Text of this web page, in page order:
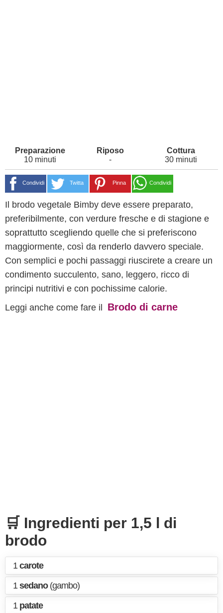
10 minuti - 30 minuti
Condividi Twitta Pinna Condividi
Il brodo vegetale Bimby deve essere preparato,
preferibilmente, con verdure fresche e di stagione e
soprattutto scegliendo quelle che si preferiscono
maggiormente, così da renderlo davvero speciale.
Con semplici e pochi passaggi riuscirete a creare un
condimento succulento, sano, leggero, ricco di
principi nutritivi e con pochissime calorie.
Leggi anche come fare il Brodo di carne
🛒 Ingredienti per 1,5 l di
brodo
1carote
1sedano(gambo)
1 patate